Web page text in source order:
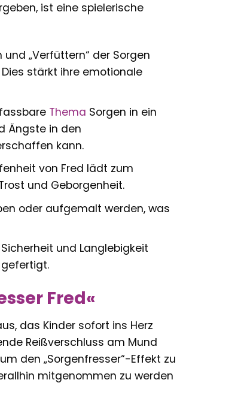
ist eine spielerische
„Verfüttern“ der Sorgen
stärkt ihre emotionale
Thema Sorgen in ein
Ängste in den
kann.
von Fred lädt zum
und Geborgenheit.
oder aufgemalt werden, was
und Langlebigkeit
Fred«
das Kinder sofort ins Herz
Reißverschluss am Mund
den „Sorgenfresser“-Effekt zu
mitgenommen zu werden